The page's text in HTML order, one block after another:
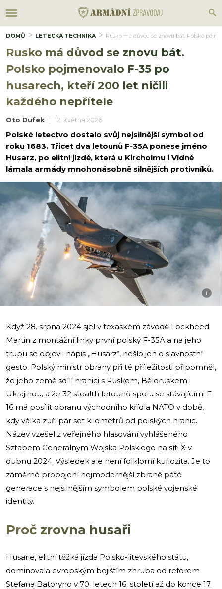
DOMŮ LETECKÁ TECHNIKA Rusko má důvod se znovu bát. Polsko
Rusko má důvod se znovu bát.
Polsko pojmenovalo F-35 po
husarech, kteří 200 let ničili
každého nepřítele
Oto Dufek 12. května 2026
Polské letectvo dostalo svůj nejsilnější symbol od
roku 1683. Třicet dva letounů F-35A ponese jméno
Husarz, po elitní jízdě, která u Kircholmu i Vídně
lámala armády mnohonásobně silnějších protivníků.
i
Když 28. srpna 2024 sjel v texaském závodě Lockheed
Martin z montážní linky první polský F-35A a na jeho
trupu se objevil nápis „Husarz“, nešlo jen o slavnostní
gesto. Polský ministr obrany při té příležitosti připomněl,
že jeho země sdílí hranici s Ruskem, Běloruskem i
Ukrajinou, a že 32 stealth letounů spolu se stávajícími F-
16 má posílit obranu východního křídla NATO v době,
kdy válka zuří pár set kilometrů od polských hranic.
Název vzešel z veřejného hlasování vyhlášeného
Sztabem Generalnym Wojska Polskiego na síti X v
dubnu 2024. Výsledek ale není folklorní kuriozita. Je to
záměrné propojení nejmodernější zbraně páté
generace s nejsilnějším symbolem polské vojenské
identity.
Proč zrovna husaři
Husarie, elitní těžká jízda Polsko-litevského státu,
dominovala evropským bojištím zhruba od reforem
Stefana Batoryho v 70. letech 16. století až do konce 17.